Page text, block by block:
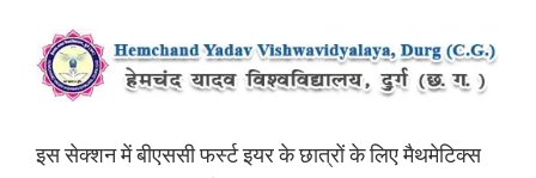
इस सेक्शन में बीएससी फर्स्ट इयर के छात्रों के लिए मैथमेटिक्स